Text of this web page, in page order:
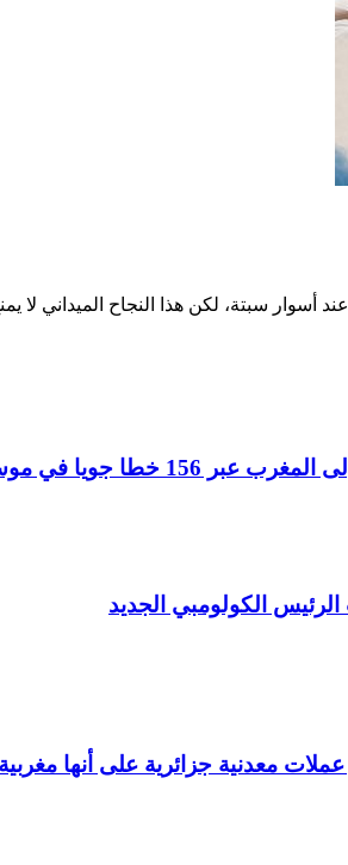
أسوار سبتة، لكن هذا النجاح الميداني
الكولومبي الجديد
معدنية جزائرية على أنها مغربية